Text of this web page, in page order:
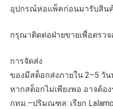
อุปกรณ์ห่อแพ็คก่อนมารับสิน
กรุณาติดต่อฝ่ายขายเพื่อตรว
การจัดส่ง
ของมีสต็อกส่งภายใน 2–5 วัน
หากสต็อกไม่เพียงพอ อาจต้อ
กทม.–ปริมณฑล: เรียก